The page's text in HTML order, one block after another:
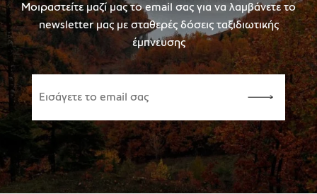
Μοιραστείτε μαζί μας το email σας για να λαμβάνετε το
newsletter μας με σταθερές δόσεις ταξιδιωτικής
έμπνευσης